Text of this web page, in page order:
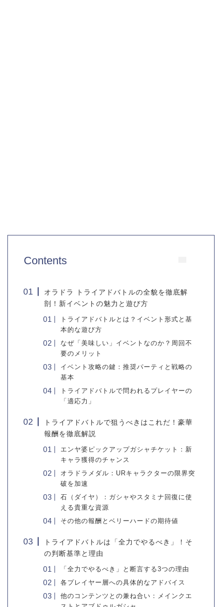
Contents
オラドラ トライアドバトルの全貌を徹底解
剖！新イベントの魅力と遊び方
トライアドバトルとは？イベント形式と基
本的な遊び方
なぜ「美味しい」イベントなのか？周回不
要のメリット
イベント攻略の鍵：推奨パーティと戦略の
基本
トライアドバトルで問われるプレイヤーの
「適応力」
トライアドバトルで狙うべきはこれだ！豪華
報酬を徹底解説
エンヤ婆ピックアップガシャチケット：新
キャラ獲得のチャンス
オラドラメダル：URキャラクターの限界突
破を加速
石（ダイヤ）：ガシャやスタミナ回復に使
える貴重な資源
その他の報酬とベリーハードの期待値
トライアドバトルは「全力でやるべき」！そ
の判断基準と理由
「全力でやるべき」と断言する3つの理由
各プレイヤー層への具体的なアドバイス
他のコンテンツとの兼ね合い：メインクエ